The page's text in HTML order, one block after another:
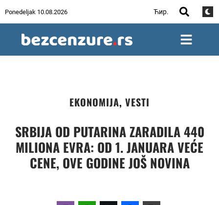
Ponedeljak 10.08.2026 Ћир.
EKONOMIJA, VESTI
SRBIJA OD PUTARINA ZARADILA 440
MILIONA EVRA: OD 1. JANUARA VEĆE
CENE, OVE GODINE JOŠ NOVINA